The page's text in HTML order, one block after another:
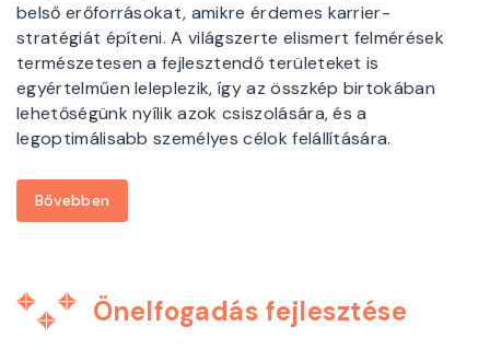
belső erőforrásokat, amikre érdemes karrier-
stratégiát építeni. A világszerte elismert felmérések
természetesen a fejlesztendő területeket is
egyértelműen leleplezik, így az összkép birtokában
lehetőségünk nyílik azok csiszolására, és a
legoptimálisabb személyes célok felállítására.
Bővebben
Önelfogadás fejlesztése